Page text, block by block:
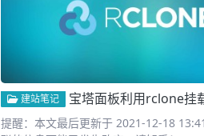
建站笔记 宝塔面板利用rclone挂载
提醒：本文最后更新于 2021-12-18